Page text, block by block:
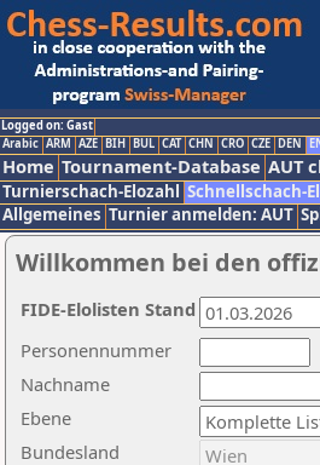
Logged on: Gast
Arabic ARM AZE BIH BUL CAT CHN CRO CZE DEN
Home Tournament-Database AUT
Turnierschach-Elozahl Schnellschach-
Allgemeines Turnier anmelden: AUT
Willkommen bei den
Nachname
Ebene
Personennummer
Bundesland
FIDE-Elolisten Stand